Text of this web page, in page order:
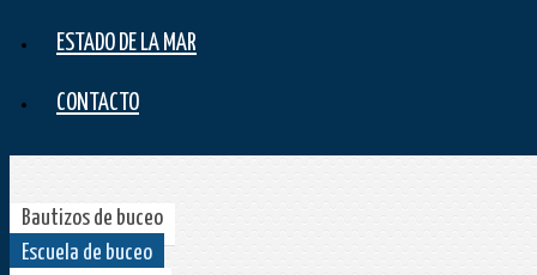
ESTADO DE LA MAR
CONTACTO
Bautizos de buceo
Escuela de buceo